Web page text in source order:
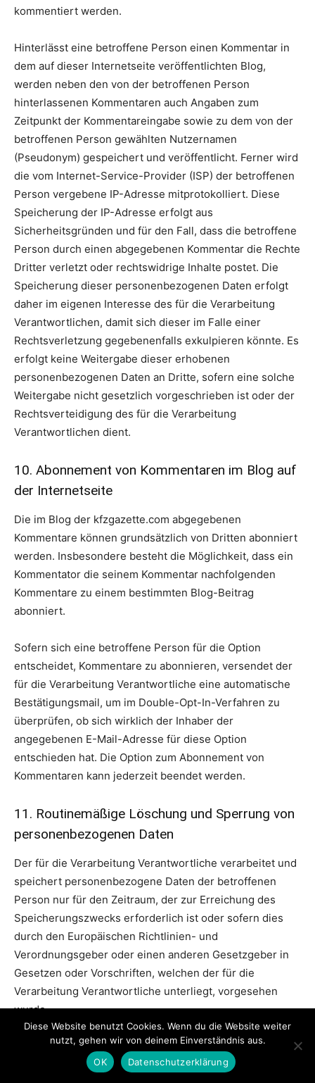
kommentiert werden.
Hinterlässt eine betroffene Person einen Kommentar in
dem auf dieser Internetseite veröffentlichten Blog,
werden neben den von der betroffenen Person
hinterlassenen Kommentaren auch Angaben zum
Zeitpunkt der Kommentareingabe sowie zu dem von der
betroffenen Person gewählten Nutzernamen
(Pseudonym) gespeichert und veröffentlicht. Ferner wird
die vom Internet-Service-Provider (ISP) der betroffenen
Person vergebene IP-Adresse mitprotokolliert. Diese
Speicherung der IP-Adresse erfolgt aus
Sicherheitsgründen und für den Fall, dass die betroffene
Person durch einen abgegebenen Kommentar die Rechte
Dritter verletzt oder rechtswidrige Inhalte postet. Die
Speicherung dieser personenbezogenen Daten erfolgt
daher im eigenen Interesse des für die Verarbeitung
Verantwortlichen, damit sich dieser im Falle einer
Rechtsverletzung gegebenenfalls exkulpieren könnte. Es
erfolgt keine Weitergabe dieser erhobenen
personenbezogenen Daten an Dritte, sofern eine solche
Weitergabe nicht gesetzlich vorgeschrieben ist oder der
Rechtsverteidigung des für die Verarbeitung
Verantwortlichen dient.
10. Abonnement von Kommentaren im Blog auf
der Internetseite
Die im Blog der kfzgazette.com abgegebenen
Kommentare können grundsätzlich von Dritten abonniert
werden. Insbesondere besteht die Möglichkeit, dass ein
Kommentator die seinem Kommentar nachfolgenden
Kommentare zu einem bestimmten Blog-Beitrag
abonniert.
Sofern sich eine betroffene Person für die Option
entscheidet, Kommentare zu abonnieren, versendet der
für die Verarbeitung Verantwortliche eine automatische
Bestätigungsmail, um im Double-Opt-In-Verfahren zu
überprüfen, ob sich wirklich der Inhaber der
angegebenen E-Mail-Adresse für diese Option
entschieden hat. Die Option zum Abonnement von
Kommentaren kann jederzeit beendet werden.
11. Routinemäßige Löschung und Sperrung von
personenbezogenen Daten
Der für die Verarbeitung Verantwortliche verarbeitet und
speichert personenbezogene Daten der betroffenen
Person nur für den Zeitraum, der zur Erreichung des
Speicherungszwecks erforderlich ist oder sofern dies
durch den Europäischen Richtlinien- und
Verordnungsgeber oder einen anderen Gesetzgeber in
Gesetzen oder Vorschriften, welchen der für die
Verarbeitung Verantwortliche unterliegt, vorgesehen
wurde.
Entfällt der Speicherungszweck oder läuft eine vom
Europäischen Richtlinien- und Verordnungsgeber oder
Diese Website benutzt Cookies. Wenn du die Website weiter
nutzt, gehen wir von deinem Einverständnis aus.
OK
Datenschutzerklärung